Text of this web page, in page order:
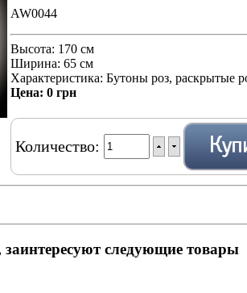
AW0044
Высота: 170 см
Ширина: 65 см
Характеристика: Бутоны роз, раскрытые
Цена: 0 грн
Количество:
следующие товары